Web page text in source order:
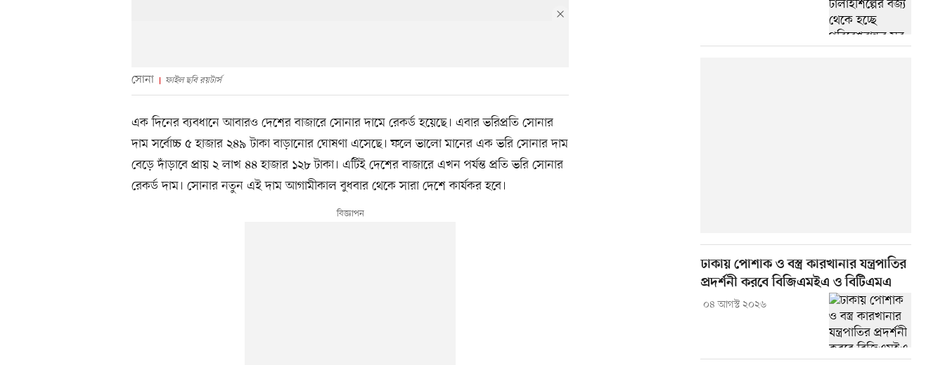
সোনা ফাইল ছবি রয়টার্স
এক দিনের ব্যবধানে আবারও দেশের বাজারে সোনার দামে রেকর্ড হয়েছে। এবার ভরিপ্রতি সোনার
দাম সর্বোচ্চ ৫ হাজার ২৪৯ টাকা বাড়ানোর ঘোষণা এসেছে। ফলে ভালো মানের এক ভরি সোনার দাম
বেড়ে দাঁড়াবে প্রায় ২ লাখ ৪৪ হাজার ১২৮ টাকা। এটিই দেশের বাজারে এখন পর্যন্ত প্রতি ভরি সোনার
রেকর্ড দাম। সোনার নতুন এই দাম আগামীকাল বুধবার থেকে সারা দেশে কার্যকর হবে।
ঢাকায় পোশাক ও বস্ত্র কারখানার যন্ত্রপাতির
প্রদর্শনী করবে বিজিএমইএ ও বিটিএমএ
০৪ আগস্ট ২০২৬